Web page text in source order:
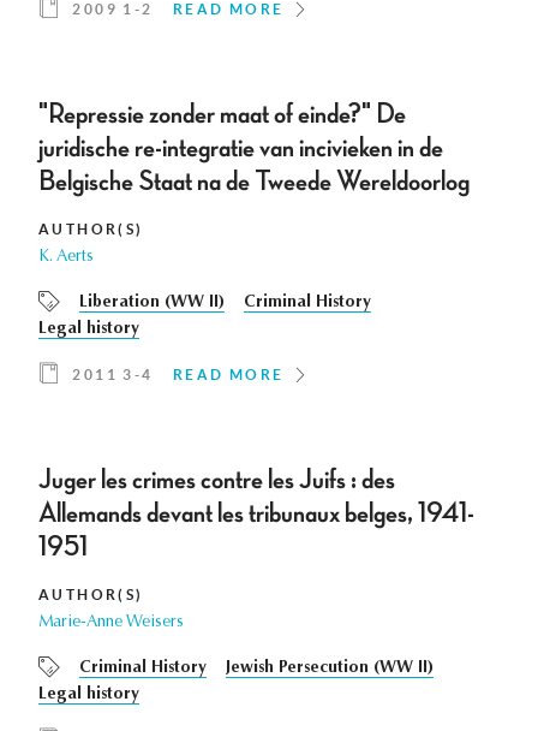
2009 1-2 READ MORE
"Repressie zonder maat of einde?" De
juridische re-integratie van incivieken in de
Belgische Staat na de Tweede Wereldoorlog
AUTHOR(S)
K. Aerts
Liberation (WW II)
Criminal History
Legal history
2011 3-4 READ MORE
Juger les crimes contre les Juifs : des
Allemands devant les tribunaux belges, 1941-
1951
AUTHOR(S)
Marie-Anne Weisers
Criminal History
Jewish Persecution (WW II)
Legal history